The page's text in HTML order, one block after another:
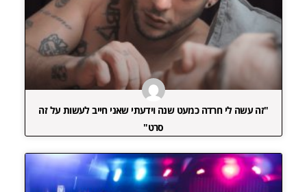
"זה עשה לי חרדה כמעט שנה וידעתי שאני חייב לעשות על זה
סרט"